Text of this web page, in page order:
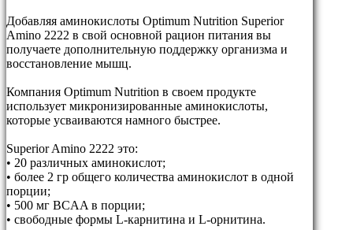
Добавляя аминокислоты Optimum Nutrition Superior
Amino 2222 в свой основной рацион питания вы
получаете дополнительную поддержку организма и
восстановление мышц.
Компания Optimum Nutrition в своем продукте
использует микронизированные аминокислоты,
которые усваиваются намного быстрее.
Superior Amino 2222 это:
• 20 различных аминокислот;
• более 2 гр общего количества аминокислот в одной
порции;
• 500 мг BCAA в порции;
• свободные формы L-карнитина и L-орнитина.